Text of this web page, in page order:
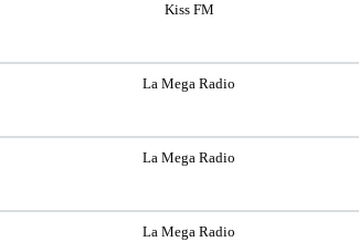
Kiss FM
La Mega Radio
La Mega Radio
La Mega Radio